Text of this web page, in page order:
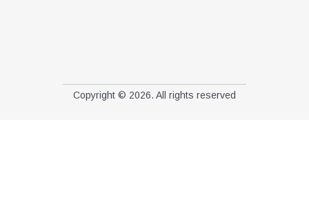
Copyright © 2026. All rights reserved